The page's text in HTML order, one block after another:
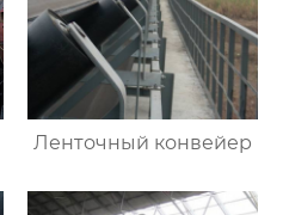
Ленточный конвейер